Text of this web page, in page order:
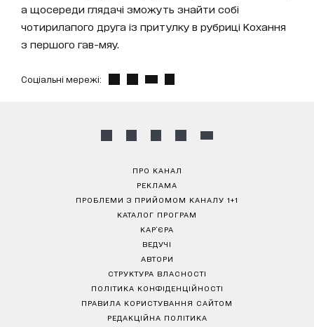
а щосереди глядачі зможуть знайти собі
чотирилапого друга із притулку в рубриці Кохання
з першого гав-мяу.
Соціальні мережі:
ПРО КАНАЛ
РЕКЛАМА
ПРОБЛЕМИ З ПРИЙОМОМ КАНАЛУ 1+1
КАТАЛОГ ПРОГРАМ
КАР’ЄРА
ВЕДУЧІ
АВТОРИ
СТРУКТУРА ВЛАСНОСТІ
ПОЛІТИКА КОНФІДЕНЦІЙНОСТІ
ПРАВИЛА КОРИСТУВАННЯ САЙТОМ
РЕДАКЦІЙНА ПОЛІТИКА